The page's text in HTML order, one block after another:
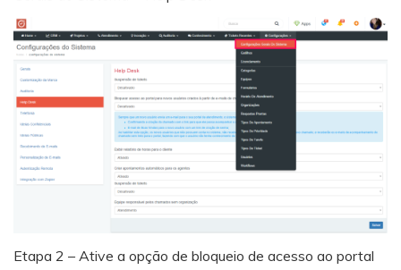
Etapa 2 – Ative a opção de bloqueio de acesso ao portal